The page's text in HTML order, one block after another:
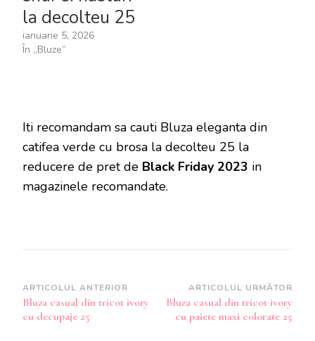
la decolteu 25
ianuarie 5, 2026
În „Bluze”
Iti recomandam sa cauti Bluza eleganta din
catifea verde cu brosa la decolteu 25 la
reducere de pret de Black Friday 2023 in
magazinele recomandate.
Navigare
în
articole
ARTICOLUL ANTERIOR
Bluza casual din tricot ivory
cu decupaje 25
ARTICOLUL URMĂTOR
Bluza casual din tricot ivory
cu paiete maxi colorate 25